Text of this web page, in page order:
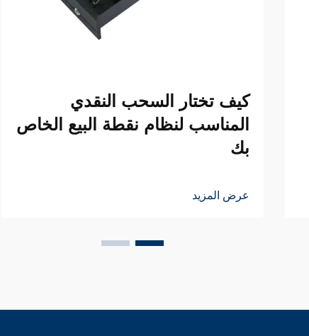
كيف تختار السحب النقدي
المناسب لنظام نقطة البيع الخاص
بك
عرض المزيد